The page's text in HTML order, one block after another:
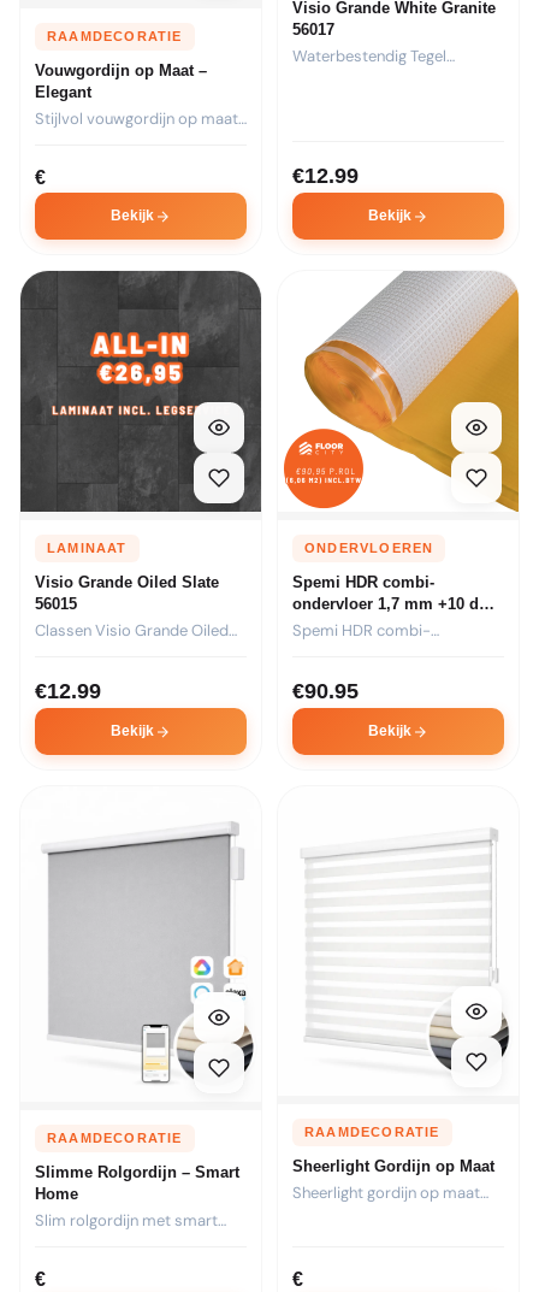
RAAMDECORATIE
Vouwgordijn op Maat –
Elegant
Stijlvol vouwgordijn op maat.
€
Bekijk
Visio Grande White Granite
56017
Waterbestendig Tegel
€12.99
Bekijk
LAMINAAT
Visio Grande Oiled Slate
56015
Classen Visio Grande Oiled
€12.99
Bekijk
ONDERVLOEREN
Spemi HDR combi-
ondervloer 1,7 mm +10 dB
laminaat (6,06 m2) Incl.BTW
Spemi HDR combi-
€90.95
Bekijk
RAAMDECORATIE
Slimme Rolgordijn – Smart
Home
Slim rolgordijn met smart
€
RAAMDECORATIE
Sheerlight Gordijn op Maat
Sheerlight gordijn op maat
€